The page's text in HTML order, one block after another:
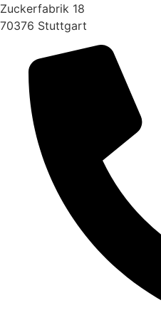
Zuckerfabrik 18
70376 Stuttgart